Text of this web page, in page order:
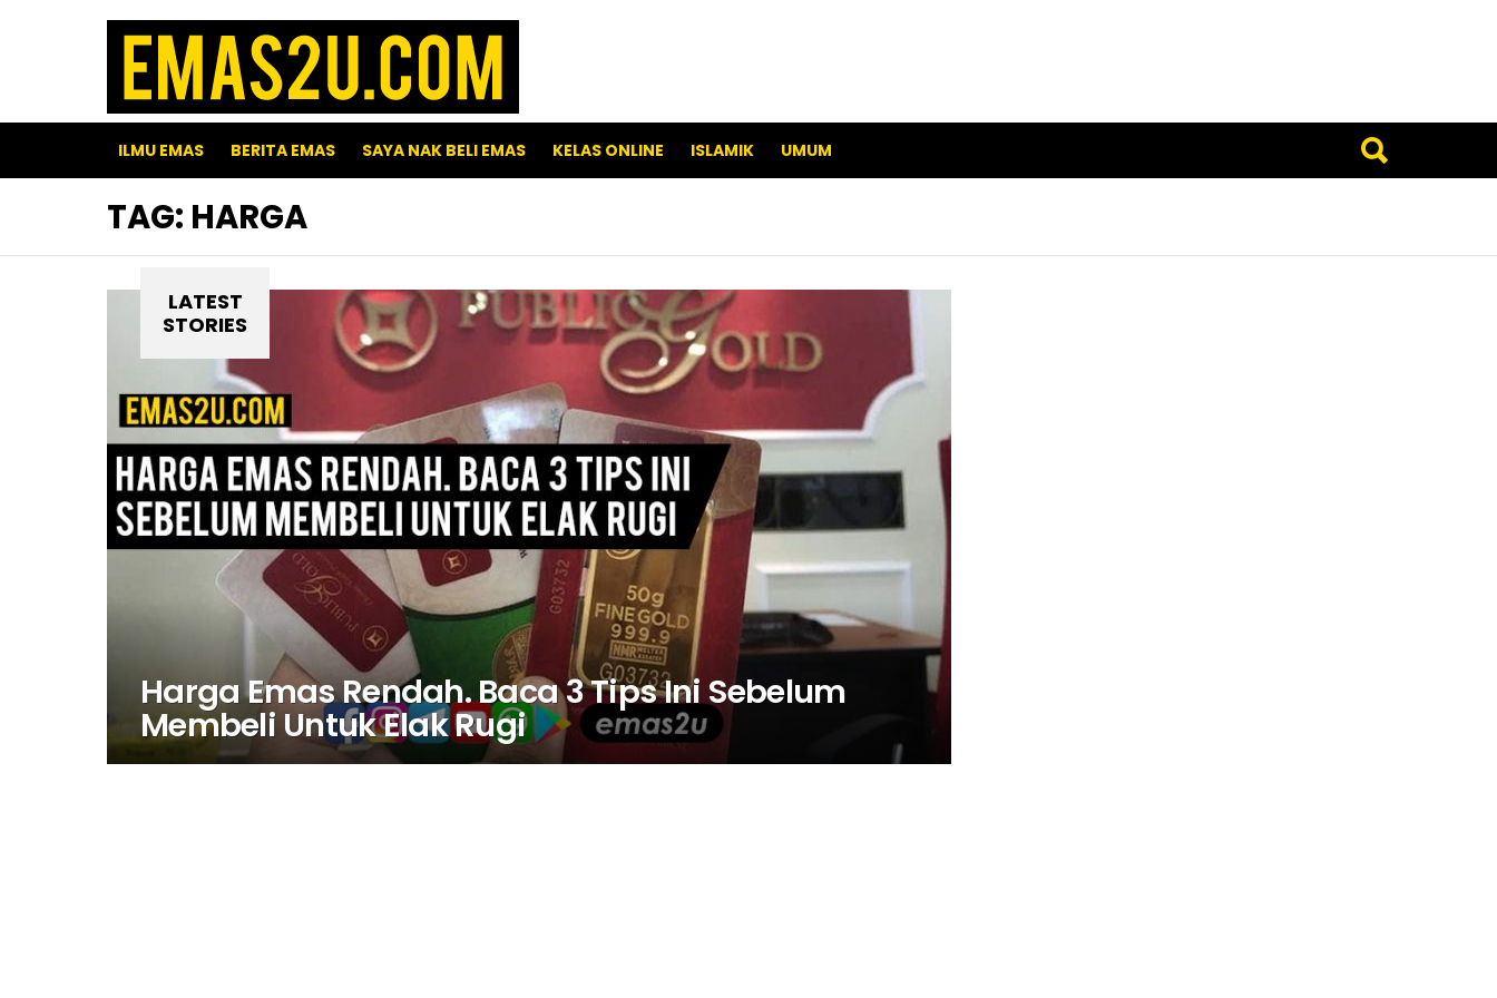
ILMU EMAS BERITA EMAS SAYA NAK BELI EMAS KELAS ONLINE ISLAMIK UMUM
TAG: HARGA
LATEST
STORIES
Harga Emas Rendah. Baca 3 Tips Ini Sebelum
Membeli Untuk Elak Rugi